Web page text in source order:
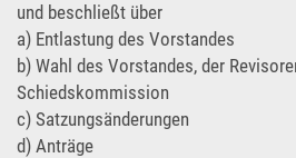
und beschließt über
a) Entlastung des Vorstandes
b) Wahl des Vorstandes, der
Schiedskommission
c) Satzungsänderungen
d) Anträge